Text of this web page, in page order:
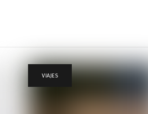
VIAJES